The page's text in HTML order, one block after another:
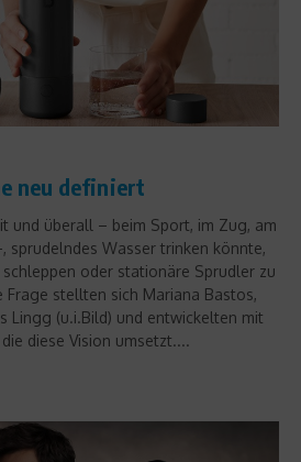
neu definiert
und überall – beim Sport, im Zug, am
sprudelndes Wasser trinken könnte,
oder stationäre Sprudler zu
Frage stellten sich Mariana Bastos,
Lingg (u.i.Bild) und entwickelten mit
diese Vision umsetzt....